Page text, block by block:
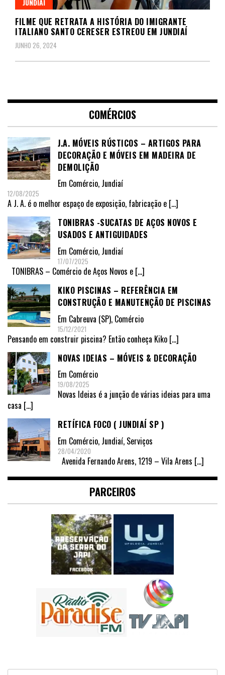
JUNDIAÍ
FILME QUE RETRATA A HISTÓRIA DO IMIGRANTE
ITALIANO SANTO CERESER ESTREOU EM JUNDIAÍ
JUNHO 26, 2024
COMÉRCIOS
J.A. MÓVEIS RÚSTICOS – ARTIGOS PARA
DECORAÇÃO E MÓVEIS EM MADEIRA DE
DEMOLIÇÃO
Em Comércio, Jundiaí
12/08/2025
A J. A. é o melhor espaço de exposição, fabricação e […]
TONIBRAS -SUCATAS DE AÇOS NOVOS E
USADOS E ANTIGUIDADES
Em Comércio, Jundiaí
17/07/2025
TONIBRAS – Comércio de Aços Novos e […]
KIKO PISCINAS – REFERÊNCIA EM
CONSTRUÇÃO E MANUTENÇÃO DE PISCINAS
Em Cabreuva (SP), Comércio
15/12/2021
Pensando em construir piscina? Então conheça Kiko […]
NOVAS IDEIAS – MÓVEIS & DECORAÇÃO
Em Comércio
19/08/2025
Novas Ideias é a junção de várias ideias para uma
casa […]
RETÍFICA FOCO ( JUNDIAÍ SP )
Em Comércio, Jundiaí, Serviços
28/04/2020
Avenida Fernando Arens, 1219 – Vila Arens […]
PARCEIROS